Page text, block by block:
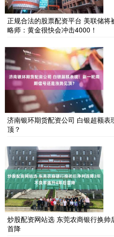
正规合法的股票配资平台 美联储
略师：黄金很快会冲击4000！
济南银环期货配资公司 白银超额
顶？
炒股配资网站选 东莞农商银行换
首降